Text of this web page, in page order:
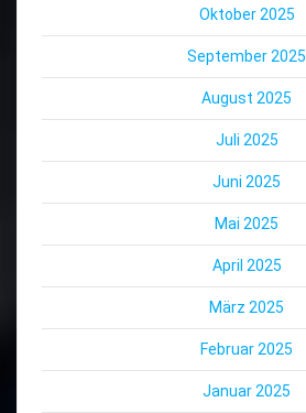
Oktober 2025
September 2025
August 2025
Juli 2025
Juni 2025
Mai 2025
April 2025
März 2025
Februar 2025
Januar 2025